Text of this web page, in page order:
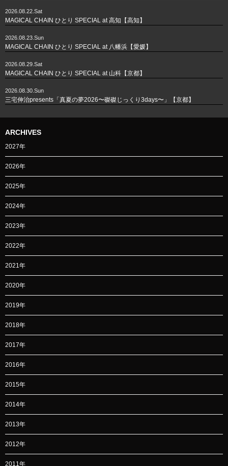
2026.08.22.Sat
MAGICAL CHAIN ひとり SPECIAL at 高知【高知】
2026.08.23.Sun
MAGICAL CHAIN ひとり SPECIAL at 八幡浜【愛媛】
2026.08.29.Sat
MAGICAL CHAIN ひとり SPECIAL at 山科【京都】
2026.08.30.Sun
三宅伸治presents「真夏の夢2026〜磔磔じっくり3days〜」【京都】
ARCHIVES
2027年
2026年
2025年
2024年
2023年
2022年
2021年
2020年
2019年
2018年
2017年
2016年
2015年
2014年
2013年
2012年
2011年